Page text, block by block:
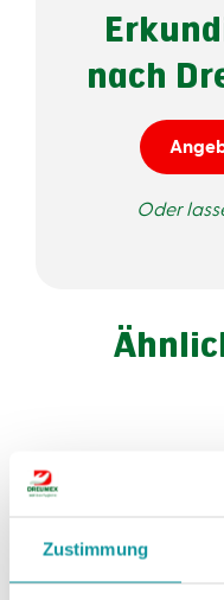
Zustimmung
nach
Oder